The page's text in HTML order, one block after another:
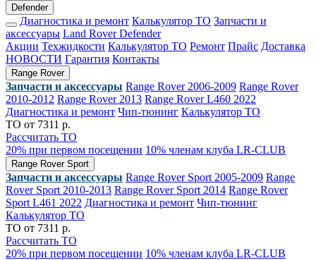
Defender
Диагностика и ремонт Калькулятор ТО Запчасти и
аксессуары Land Rover Defender
Акции Техжидкости Калькулятор ТО Ремонт Прайс Доставка
НОВОСТИ Гарантия Контакты
Range Rover
Запчасти и аксессуары Range Rover 2006-2009 Range Rover
2010-2012 Range Rover 2013 Range Rover L460 2022
Диагностика и ремонт Чип-тюнинг Калькулятор ТО
ТО от 7311 р.
Рассчитать ТО
20% при первом посещении 10% членам клуба LR-CLUB
Range Rover Sport
Запчасти и аксессуары Range Rover Sport 2005-2009 Range
Rover Sport 2010-2013 Range Rover Sport 2014 Range Rover
Sport L461 2022 Диагностика и ремонт Чип-тюнинг
Калькулятор ТО
ТО от 7311 р.
Рассчитать ТО
20% при первом посещении 10% членам клуба LR-CLUB